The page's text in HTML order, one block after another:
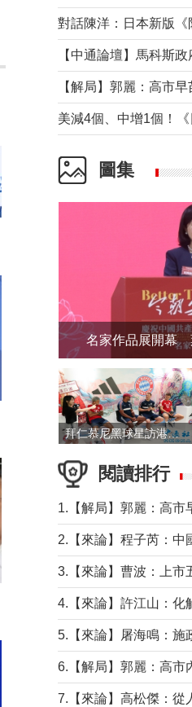
圖集
名家作品展開幕
拜仁慕尼黑球星訪港 與球迷近距離互動
閱讀排行